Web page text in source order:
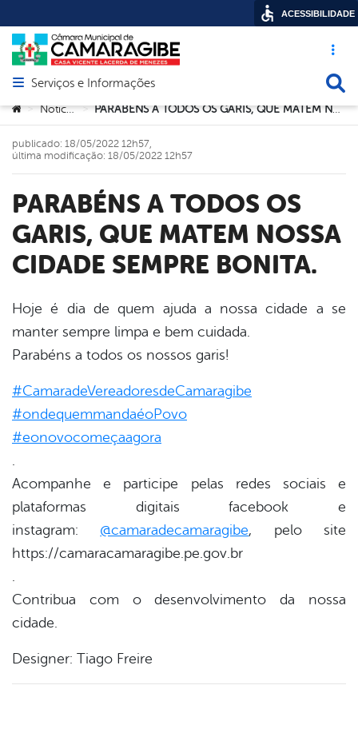
Acesso
Abrir menu principal de navegação
Serviços e Informações
Você está aqui:
> Noticias > PARABÉNS A TODOS OS GARIS, QUE MATEM NOSSA CIDADE SEMPRE BONITA.
PARABÉNS A TODOS OS
GARIS, QUE MATEM NOSSA
CIDADE SEMPRE BONITA.
publicado: 18/05/2022 12h57,
última modificação: 18/05/2022 12h57
Hoje é dia de quem ajuda a nossa cidade a se
manter sempre limpa e bem cuidada.
Parabéns a todos os nossos garis!
#CamaradeVereadoresdeCamaragibe
#ondequemmandaéoPovo
#eonovocomeçaagora
.
Acompanhe e participe pelas redes sociais e
plataformas digitais facebook e
instagram: @camaradecamaragibe, pelo site
https://camaracamaragibe.pe.gov.br
.
Contribua com o desenvolvimento da nossa
cidade.
Designer: Tiago Freire
ACESSIBILIDADE